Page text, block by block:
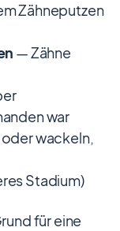
Zähneputzen
— Zähne
war
oder wackeln,
Stadium)
für eine